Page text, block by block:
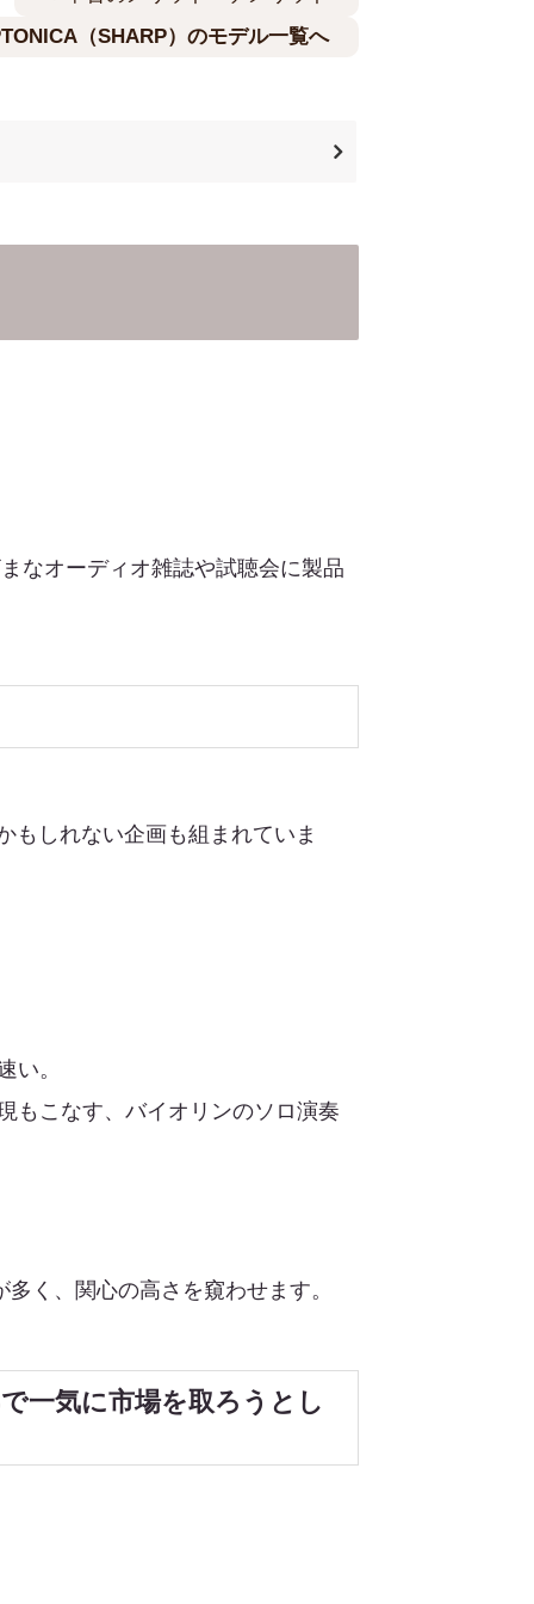
（SHARP）のモデル一覧へ
なオーディオ雑誌や試聴会に製品
もしれない企画も組まれていま
い。
もこなす、バイオリンのソロ演奏
く、関心の高さを窺わせます。
一気に市場を取ろうとし